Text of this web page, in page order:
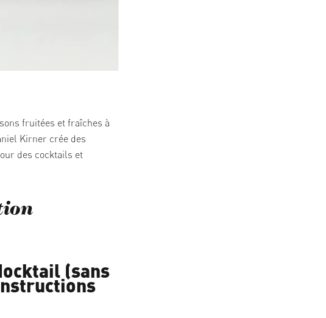
fruitées et fraîches à
Kirner crée des
des cocktails et
(sans